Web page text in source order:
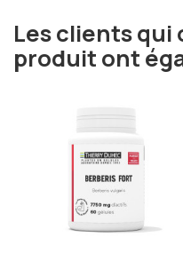
Les clients
produit ont